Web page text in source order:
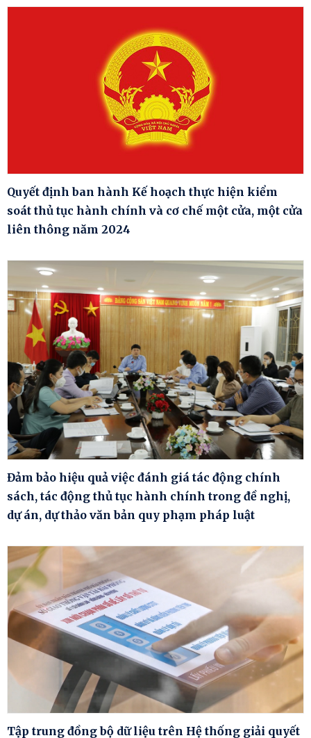
Quyết định ban hành Kế hoạch thực hiện kiểm
soát thủ tục hành chính và cơ chế một cửa, một cửa
liên thông năm 2024
Đảm bảo hiệu quả việc đánh giá tác động chính
sách, tác động thủ tục hành chính trong đề nghị,
dự án, dự thảo văn bản quy phạm pháp luật
Tập trung đồng bộ dữ liệu trên Hệ thống giải quyết